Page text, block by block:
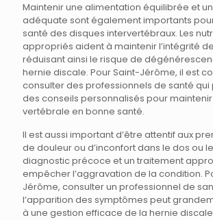
Maintenir une alimentation équilibrée et
adéquate sont également importants
santé des disques intervertébraux. Les
appropriés aident à maintenir l’intégrité
réduisant ainsi le risque de
hernie discale. Pour Saint-Jérôme, il est
consulter des professionnels de santé qui
des conseils personnalisés pour
vertébrale en bonne santé.
Il est aussi important d’être attentif aux
de douleur ou d’inconfort dans le dos ou
diagnostic précoce et un traitement
empêcher l’aggravation de la condition.
Jérôme, consulter un professionnel de
l’apparition des symptômes peut
à une gestion efficace de la hernie